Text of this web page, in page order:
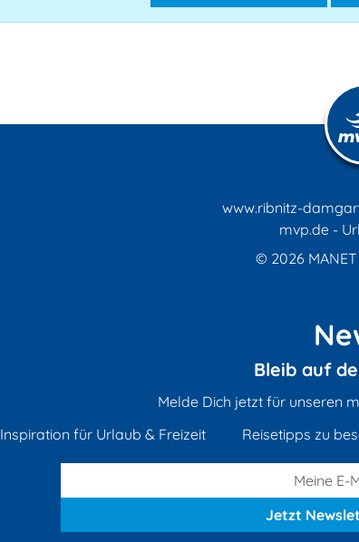
www.ribnitz-
mvp.de -
© 2026
Bleib auf
Melde Dich jetzt für unseren
Inspiration für Urlaub & Freizeit
Reisetipps zu
Jetzt